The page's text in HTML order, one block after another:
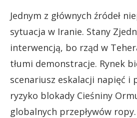
Jednym z głównych źródeł
sytuacja w Iranie. Stany
interwencją, bo rząd w
tłumi demonstracje. Rynek
scenariusz eskalacji napięć i
ryzyko blokady Cieśniny
globalnych przepływów